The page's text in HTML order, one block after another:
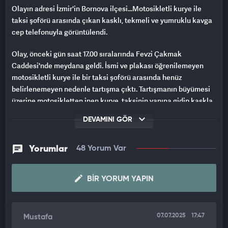
Olayın adresi İzmir'in Bornova ilçesi...Motosikletli kurye ile
taksi şoförü arasında çıkan kasklı, tekmeli ve yumruklu kavga
cep telefonuyla görüntülendi.
Olay, önceki gün saat 17.00 sıralarında Fevzi Çakmak
Caddesi'nde meydana geldi. İsmi ve plakası öğrenilemeyen
motosikletli kurye ile bir taksi şoförü arasında henüz
belirlenemeyen nedenle tartışma çıktı. Tartışmanın büyümesi
üzerine motosikletten inen kurye, taksinin yanına gidip kaskla
tekmeli ve yumruklu kavga çıktı. Çevredekiler, tarafları ayırıp
öğrenildi. Kavga anı, çevredekilerden biri tarafından cep
Bu arada kuryenin kaskla vurarak, taksiye verdiği zararı
karşılayacağı öğrenildi.
DEVAMINI GÖR
Yorumlar 48 Yorum Var
BIR YORUM YAPIN
Mustafa 07.07.2025 17:47